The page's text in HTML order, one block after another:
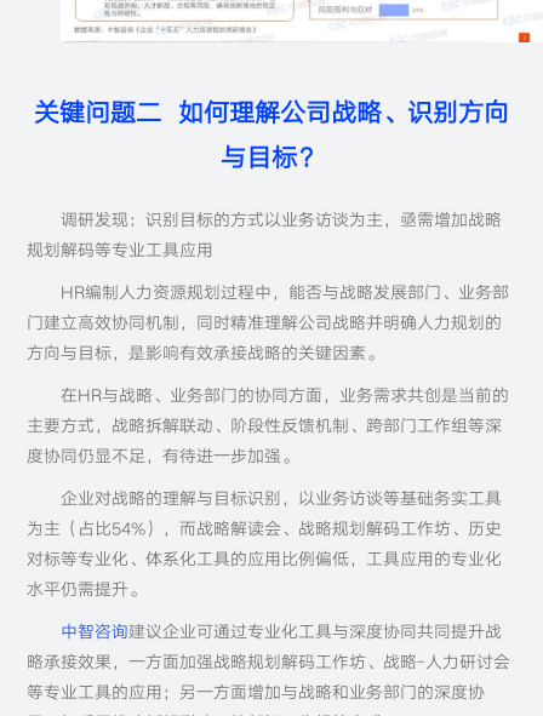
关键问题二 如何理解公司战略、识别方向
与目标？
调研发现：识别目标的方式以业务访谈为主，亟需增加战略
规划解码等专业工具应用
HR编制人力资源规划过程中，能否与战略发展部门、业务部
门建立高效协同机制，同时精准理解公司战略并明确人力规划的
方向与目标，是影响有效承接战略的关键因素。
在HR与战略、业务部门的协同方面，业务需求共创是当前的
主要方式，战略拆解联动、阶段性反馈机制、跨部门工作组等深
度协同仍显不足，有待进一步加强。
企业对战略的理解与目标识别，以业务访谈等基础务实工具
为主（占比54%），而战略解读会、战略规划解码工作坊、历史
对标等专业化、体系化工具的应用比例偏低，工具应用的专业化
水平仍需提升。
中智咨询建议企业可通过专业化工具与深度协同共同提升战
略承接效果，一方面加强战略规划解码工作坊、战略-人力研讨会
等专业工具的应用；另一方面增加与战略和业务部门的深度协